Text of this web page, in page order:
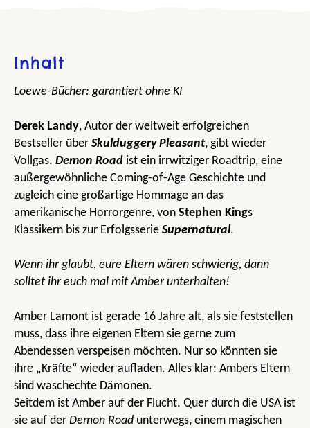
Inhalt
Loewe-Bücher: garantiert ohne KI
Derek Landy, Autor der weltweit erfolgreichen
Bestseller über Skulduggery Pleasant, gibt wieder
Vollgas. Demon Road ist ein irrwitziger Roadtrip, eine
außergewöhnliche Coming-of-Age Geschichte und
zugleich eine großartige Hommage an das
amerikanische Horrorgenre, von Stephen Kings
Klassikern bis zur Erfolgsserie Supernatural.
Wenn ihr glaubt, eure Eltern wären schwierig, dann
solltet ihr euch mal mit Amber unterhalten!
Amber Lamont ist gerade 16 Jahre alt, als sie feststellen
muss, dass ihre eigenen Eltern sie gerne zum
Abendessen verspeisen möchten. Nur so könnten sie
ihre „Kräfte“ wieder aufladen. Alles klar: Ambers Eltern
sind waschechte Dämonen.
Seitdem ist Amber auf der Flucht. Quer durch die USA ist
sie auf der Demon Road unterwegs, einem magischen